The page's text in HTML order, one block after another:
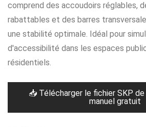
comprend des accoudoirs réglables,
rabattables et des barres
une stabilité optimale. Idéal pour
d'accessibilité dans les espaces
résidentiels.
📥 Télécharger le fichier SKP
manuel gratuit